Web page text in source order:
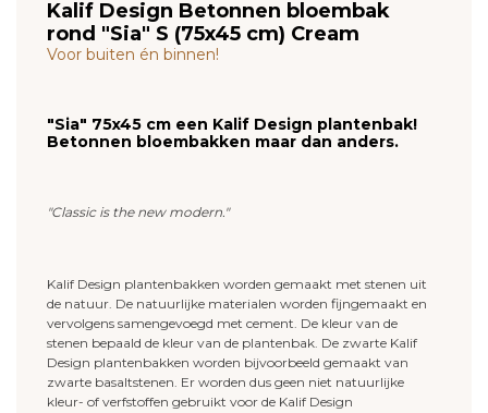
Kalif Design Betonnen bloembak
rond "Sia" S (75x45 cm) Cream
Voor buiten én binnen!
"Sia" 75x45 cm een Kalif Design plantenbak!
Betonnen bloembakken maar dan anders.
"Classic is the new modern."
Kalif Design plantenbakken worden gemaakt met stenen uit
de natuur. De natuurlijke materialen worden fijngemaakt en
vervolgens samengevoegd met cement. De kleur van de
stenen bepaald de kleur van de plantenbak. De zwarte Kalif
Design plantenbakken worden bijvoorbeeld gemaakt van
zwarte basaltstenen. Er worden dus geen niet natuurlijke
kleur- of verfstoffen gebruikt voor de Kalif Design